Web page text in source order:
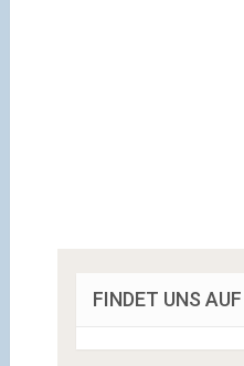
FINDET UNS